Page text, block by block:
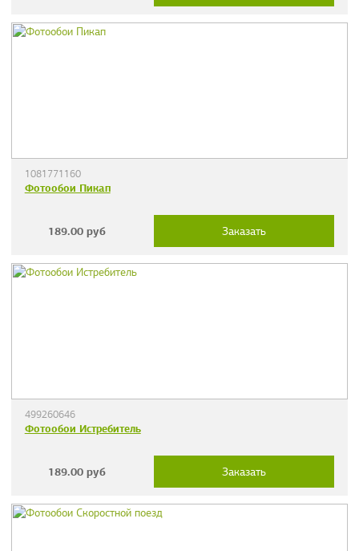
1081771160
Фотообои Пикап
189.00 руб Заказать
499260646
Фотообои Истребитель
189.00 руб Заказать